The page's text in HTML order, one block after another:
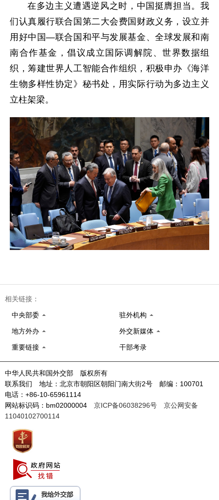
在多边主义遭遇逆风之时，中国挺膺担当。我
们认真履行联合国第二大会费国财政义务，设立并
用好中国—联合国和平与发展基金、全球发展和南
南合作基金，倡议成立国际调解院、世界数据组
织，筹建世界人工智能合作组织，积极申办《海洋
生物多样性协定》秘书处，用实际行动为多边主义
立柱架梁。
相关链接：
中央部委 驻外机构
地方外办 外交新媒体
重要链接 干部考录
中华人民共和国外交部 版权所有
联系我们 地址：北京市朝阳区朝阳门南大街2号 邮编：100701
电话：+86-10-65961114
网站标识码：bm02000004 京ICP备06038296号
京公网安备
11040102700114